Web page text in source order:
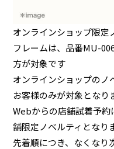
オンラインショップ限定
フレームは、品番MU-
方が対象です
オンラインショップのノ
お客様のみが対象となり
Webからの店舗試着予
舗限定ノベルティとなり
先着順につき、なくなり